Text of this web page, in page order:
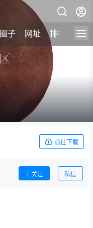
圈子 网址 排行榜
前往下载
关注 私信